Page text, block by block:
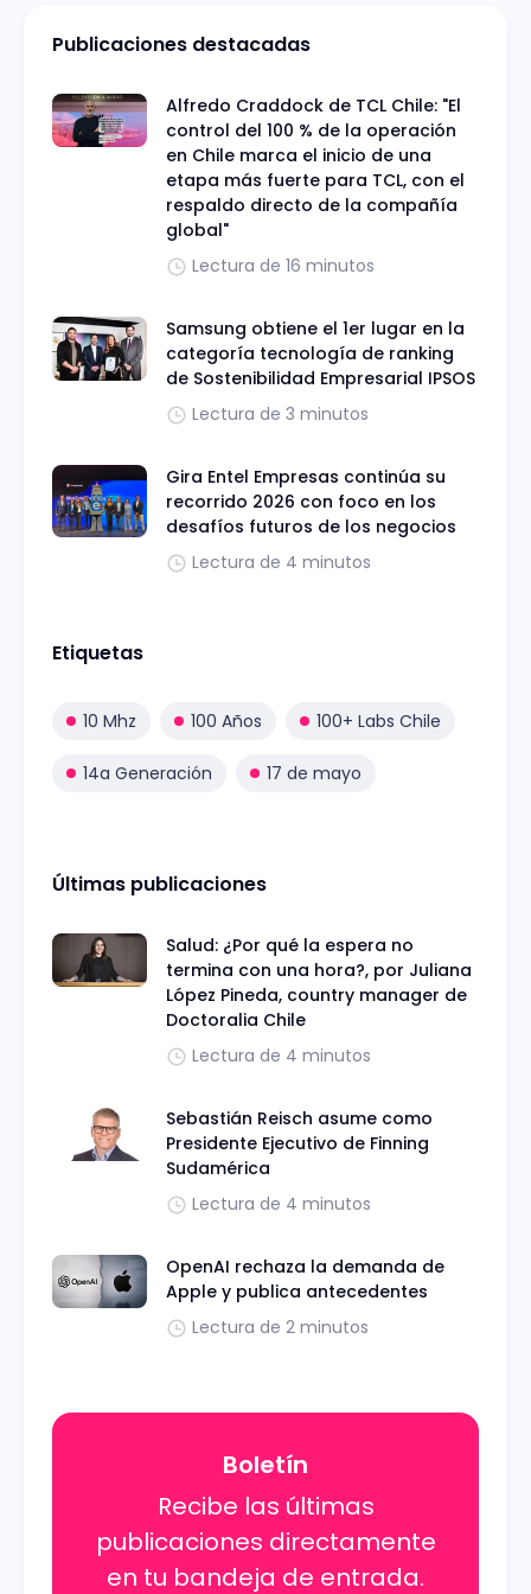
Publicaciones destacadas
Alfredo Craddock de TCL Chile: "El
control del 100 % de la operación
en Chile marca el inicio de una
etapa más fuerte para TCL, con el
respaldo directo de la compañía
global"
Lectura de 16 minutos
Samsung obtiene el 1er lugar en la
categoría tecnología de ranking
de Sostenibilidad Empresarial IPSOS
Lectura de 3 minutos
Gira Entel Empresas continúa su
recorrido 2026 con foco en los
desafíos futuros de los negocios
Lectura de 4 minutos
Etiquetas
10 Mhz 100 Años 100+ Labs Chile
14a Generación 17 de mayo
Últimas publicaciones
Salud: ¿Por qué la espera no
termina con una hora?, por Juliana
López Pineda, country manager de
Doctoralia Chile
Lectura de 4 minutos
Sebastián Reisch asume como
Presidente Ejecutivo de Finning
Sudamérica
Lectura de 4 minutos
OpenAI rechaza la demanda de
Apple y publica antecedentes
Lectura de 2 minutos
Boletín
Recibe las últimas
publicaciones directamente
en tu bandeja de entrada.